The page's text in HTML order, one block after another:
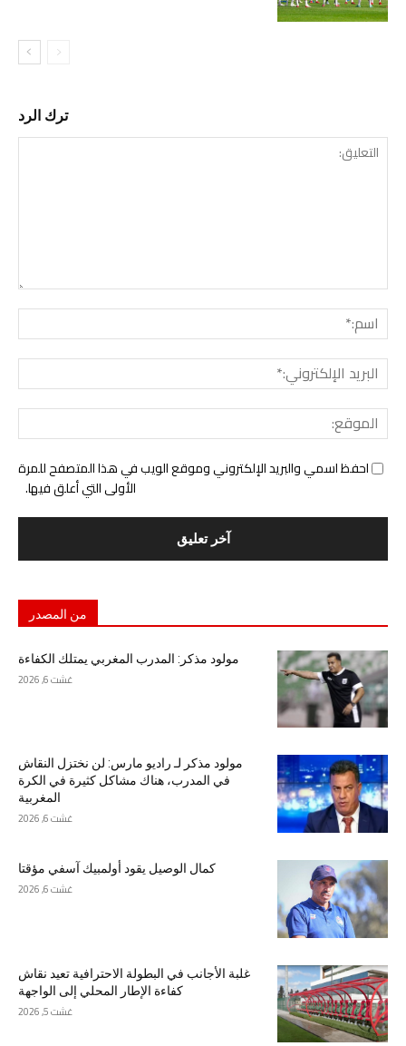
ترك الرد
احفظ اسمي والبريد الإلكتروني وموقع الويب في هذا المتصفح للمرة
الأولى التي أعلق فيها.
من المصدر
مولود مذكر: المدرب المغربي يمتلك الكفاءة
غشت 6, 2026
مولود مذكر لـ راديو مارس: لن نختزل النقاش
في المدرب، هناك مشاكل كثيرة في الكرة
المغربية
غشت 6, 2026
كمال الوصيل يقود أولمبيك آسفي مؤقتا
غشت 6, 2026
غلبة الأجانب في البطولة الاحترافية تعيد نقاش
كفاءة الإطار المحلي إلى الواجهة
غشت 5, 2026